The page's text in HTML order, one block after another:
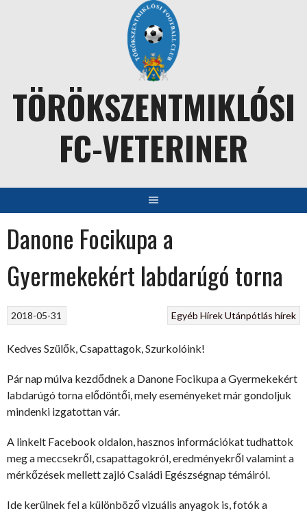
TÖRÖKSZENTMIKLÓSI
FC-VETERINER
Danone Focikupa a
Gyermekekért labdarúgó torna
Egyéb HírekUtánpótlás hírek
2018-05-31
Kedves Szülők, Csapattagok, Szurkolóink!
Pár nap múlva kezdődnek a Danone Focikupa a Gyermekekért
labdarúgó torna elődöntői, mely eseményeket már gondoljuk
mindenki izgatottan vár.
A linkelt Facebook oldalon, hasznos információkat tudhattok
meg a meccsekről, csapattagokról, eredményekről valamint a
mérkőzések mellett zajló Családi Egészségnap témáiról.
Ide kerülnek fel a különböző vizuális anyagok is, fotók a